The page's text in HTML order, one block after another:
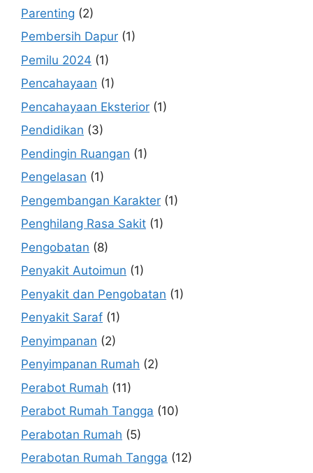
Parenting (2)
Pembersih Dapur (1)
Pemilu 2024 (1)
Pencahayaan (1)
Pencahayaan Eksterior (1)
Pendidikan (3)
Pendingin Ruangan (1)
Pengelasan (1)
Pengembangan Karakter (1)
Penghilang Rasa Sakit (1)
Pengobatan (8)
Penyakit Autoimun (1)
Penyakit dan Pengobatan (1)
Penyakit Saraf (1)
Penyimpanan (2)
Penyimpanan Rumah (2)
Perabot Rumah (11)
Perabot Rumah Tangga (10)
Perabotan Rumah (5)
Perabotan Rumah Tangga (12)